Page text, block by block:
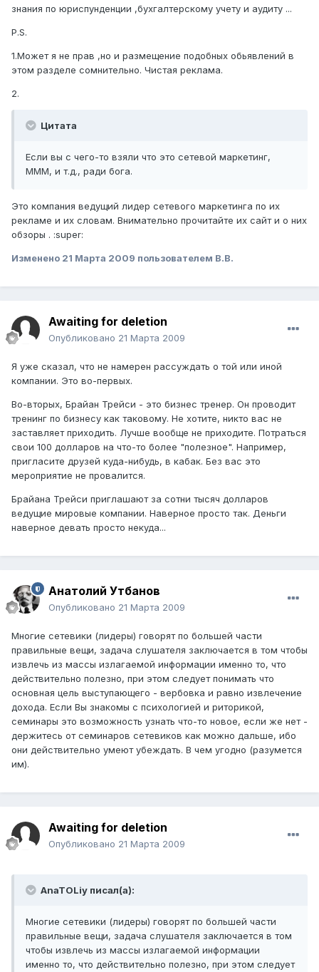
знания по юриспунденции ,бухгалтерскому учету и аудиту ...
P.S.
1.Может я не прав ,но и размещение подобных обьявлений в
этом разделе сомнительно. Чистая реклама.
2.
Цитата
Если вы с чего-то взяли что это сетевой маркетинг,
МММ, и т.д., ради бога.
Это компания ведущий лидер сетевого маркетинга по их
рекламе и их словам. Внимательно прочитайте их сайт и о них
обзоры . :super:
Изменено 21 Марта 2009 пользователем В.В.
Awaiting for deletion
Опубликовано 21 Марта 2009
Я уже сказал, что не намерен рассуждать о той или иной
компании. Это во-первых.
Во-вторых, Брайан Трейси - это бизнес тренер. Он проводит
тренинг по бизнесу как таковому. Не хотите, никто вас не
заставляет приходить. Лучше вообще не приходите. Потраться
свои 100 долларов на что-то более "полезное". Например,
пригласите друзей куда-нибудь, в кабак. Без вас это
мероприятие не провалится.
Брайана Трейси приглашают за сотни тысяч долларов
ведущие мировые компании. Наверное просто так. Деньги
наверное девать просто некуда...
Анатолий Утбанов
Опубликовано 21 Марта 2009
Многие сетевики (лидеры) говорят по большей части
правильные вещи, задача слушателя заключается в том чтобы
извлечь из массы излагаемой информации именно то, что
действительно полезно, при этом следует понимать что
основная цель выступающего - вербовка и равно извлечение
дохода. Если Вы знакомы с психологией и риторикой,
семинары это возможность узнать что-то новое, если же нет -
держитесь от семинаров сетевиков как можно дальше, ибо
они действительно умеют убеждать. В чем угодно (разумется
им).
Awaiting for deletion
Опубликовано 21 Марта 2009
AnaTOLiy писал(а):
Многие сетевики (лидеры) говорят по большей части
правильные вещи, задача слушателя заключается в том
чтобы извлечь из массы излагаемой информации
именно то, что действительно полезно, при этом следует